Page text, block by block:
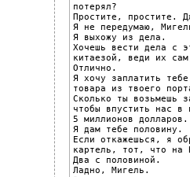
потерял?
Простите, простите.
Я не передумаю,
Я выхожу из дела.
Хочешь вести дела с
китаезой, веди их
Отлично.
Я хочу заплатить
товара из твоего
Сколько ты возьмешь
чтобы впустить нас в
5 миллионов долларов.
Я дам тебе половину.
Если откажешься, я
картель, тот, что на
Два с половиной.
Ладно, Мигель.